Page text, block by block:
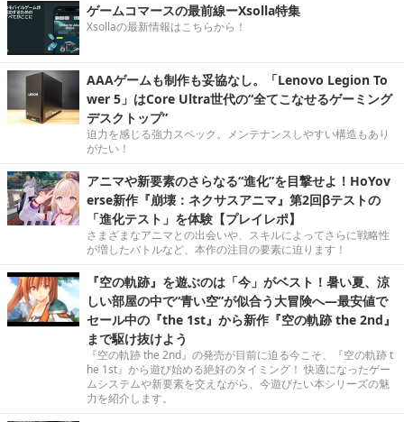
ゲームコマースの最前線ーXsolla特集
Xsollaの最新情報はこちらから！
AAAゲームも制作も妥協なし。「Lenovo Legion To
wer 5」はCore Ultra世代の“全てこなせるゲーミング
デスクトップ”
迫力を感じる強力スペック。メンテナンスしやすい構造もあり
がたい！
アニマや新要素のさらなる“進化”を目撃せよ！HoYov
erse新作『崩壊：ネクサスアニマ』第2回βテストの
「進化テスト」を体験【プレイレポ】
さまざまなアニマとの出会いや、スキルによってさらに戦略性
が増したバトルなど、本作の注目の要素に迫ります！
『空の軌跡』を遊ぶのは「今」がベスト！暑い夏、涼
しい部屋の中で“青い空”が似合う大冒険へ―最安値で
セール中の『the 1st』から新作『空の軌跡 the 2nd』
まで駆け抜けよう
『空の軌跡 the 2nd』の発売が目前に迫る今こそ、『空の軌跡 t
he 1st』から遊び始める絶好のタイミング！ 快適になったゲー
ムシステムや新要素を交えながら、今遊びたい本シリーズの魅
力を紹介します。